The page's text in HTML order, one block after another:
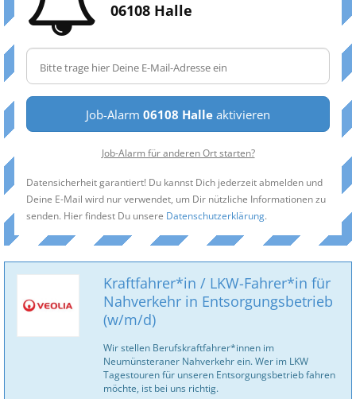
06108 Halle
Job-Alarm 06108 Halle aktivieren
Job-Alarm für anderen Ort starten?
Datensicherheit garantiert! Du kannst Dich jederzeit abmelden und
Deine E-Mail wird nur verwendet, um Dir nützliche Informationen zu
senden. Hier findest Du unsere Datenschutzerklärung.
Kraftfahrer*in / LKW-Fahrer*in für
Nahverkehr in Entsorgungsbetrieb
(w/m/d)
Wir stellen Berufskraftfahrer*innen im
Neumünsteraner Nahverkehr ein. Wer im LKW
Tagestouren für unseren Entsorgungsbetrieb fahren
möchte, ist bei uns richtig.